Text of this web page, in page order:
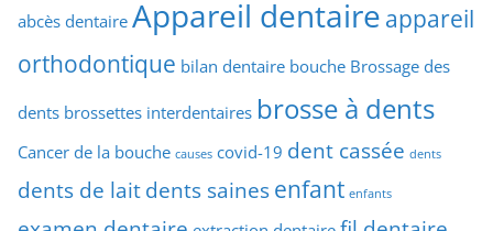
abcès dentaire Appareil dentaire appareil
orthodontique bilan dentaire bouche Brossage des
dents brossettes interdentaires brosse à dents
Cancer de la bouche causes covid-19 dent cassée dents
dents de lait dents saines enfant enfants